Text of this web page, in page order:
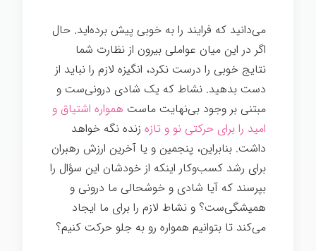
می‌دانید که فرایند را به خوبی پیش برده‌اید. حال
اگر در این میان عواملی بیرون از نظارت شما
نتایج خوبی را درست نکرد، انگیزه لازم را نباید از
دست بدهید. نشاط که یک شادی درونی‌ست و
مبتنی بر وجود بی‌نهایت ماست همواره اشتیاق و
امید را برای حرکتی نو و تازه زنده نگه خواهد
داشت. بنابراین، پنجمین و یا آخرین ارزش رهبران
برای رشد کسب‌وکار اینکه از خودشان این سؤال را
بپرسند که آیا شادی و خوشحالی ما درونی و
همیشگی‌ست؟ و نشاط لازم را برای ما ایجاد
می‌کند تا بتوانیم همواره رو به جلو حرکت کنیم؟